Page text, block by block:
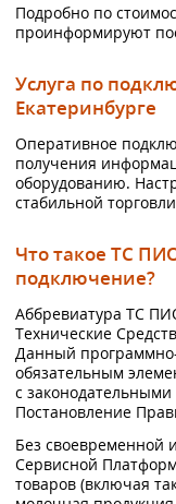
Подробно по
проинформируют
Услуга по
Екатеринбурге
Оперативное
получения
оборудованию.
стабильной
Что такое ТС
подключение?
Аббревиатура ТС
Технические
Данный
обязательным
с
Постановление
Без своевременной
Сервисной
товаров (включая